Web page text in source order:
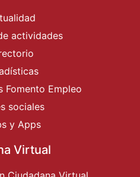
actividades
Fomento Empleo
sociales
y Apps
Virtual